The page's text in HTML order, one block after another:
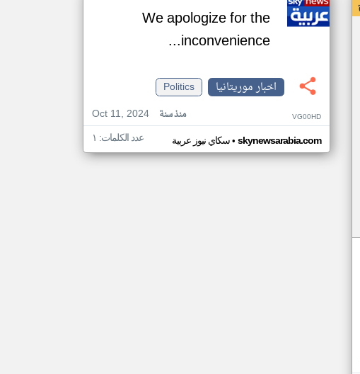
We apologize for the
inconvenience...
اخبار موريتانيا
Politics
Oct 11, 2024
منذ سنة VG00HD
سكاي نيوز عربية• skynewsarabia.com عدد الكلمات: ١